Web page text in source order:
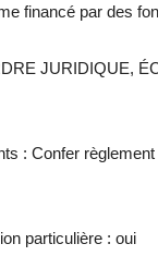
financé par des
JURIDIQUE,
: Confer
particulière : oui